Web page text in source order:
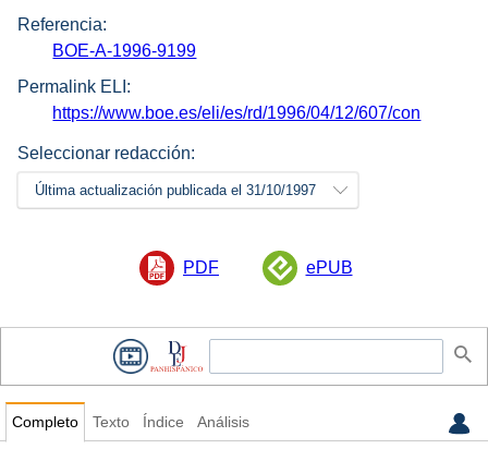
Referencia:
BOE-A-1996-9199
Permalink ELI:
https://www.boe.es/eli/es/rd/1996/04/12/607/con
Seleccionar redacción:
Última actualización publicada el 31/10/1997
PDF ePUB
Completo Texto Índice Análisis